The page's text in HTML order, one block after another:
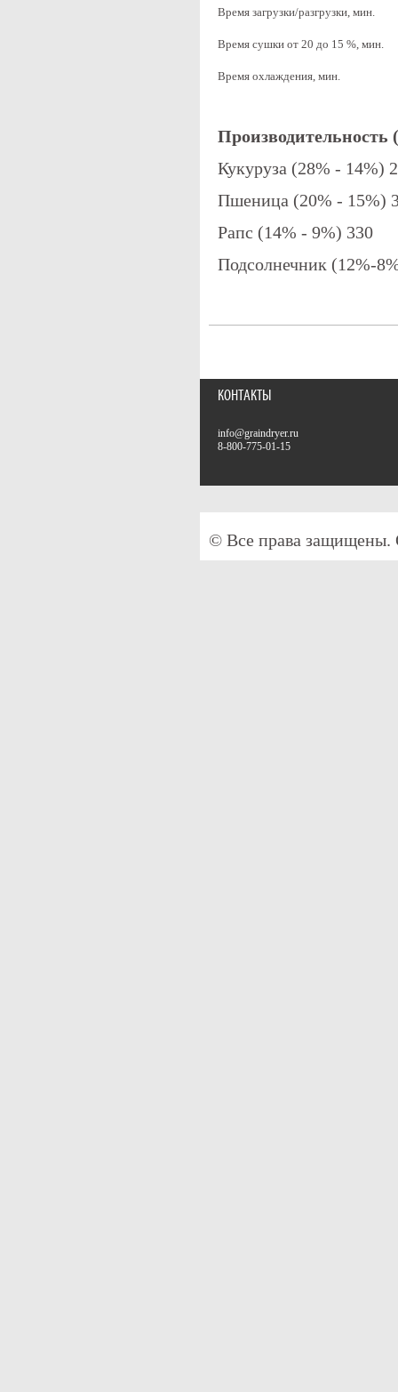
Время загрузки/разгрузки, мин.
Время сушки от 20 до 15 %, мин.
Время охлаждения, мин.
Производительность
Кукуруза (28% - 14%)
Пшеница (20% - 15%)
Рапс (14% - 9%) 330
Подсолнечник (12%-
КОНТАКТЫ
info@graindryer.ru
8-800-775-01-15
© Все права